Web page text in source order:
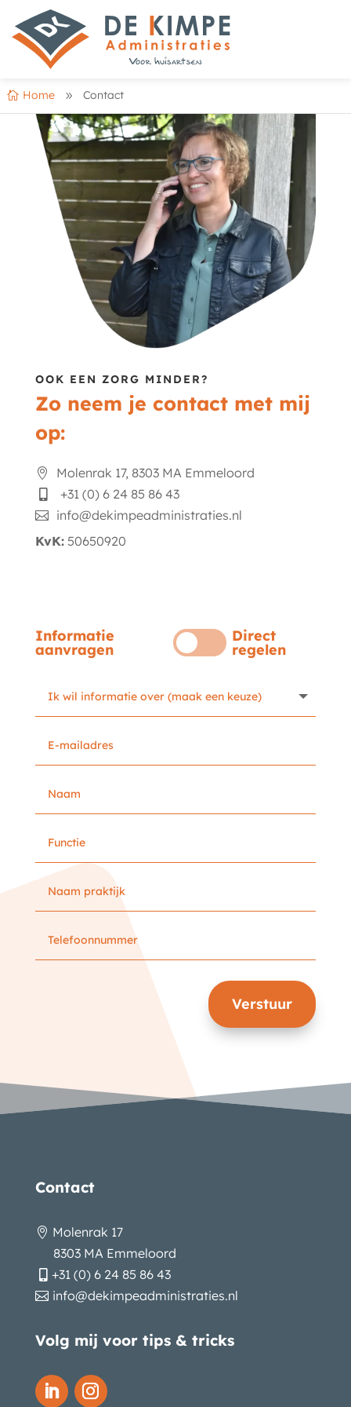
 Home 9 Contact
OOK EEN ZORG MINDER?
Zo neem je contact met mij
op:
 Molenrak 17, 8303 MA Emmeloord
+31 (0) 6 24 85 86 43

info@dekimpeadministraties.nl
KvK:50650920
Informatie
aanvragen
Direct
regelen
Verstuur
Contact
 Molenrak 17
8303 MA Emmeloord
+31 (0) 6 24 85 86 43
 info@dekimpeadministraties.nl
Volg mij voor tips & tricks